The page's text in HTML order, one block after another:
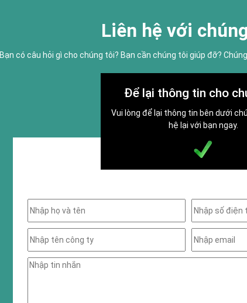
Liên hệ với
Bạn có câu hỏi gì cho chúng tôi? Bạn cần chúng tôi giúp đỡ?
Để lại thông tin cho
Vui lòng để lại thông tin bên dưới
hệ lại với bạn ngay.